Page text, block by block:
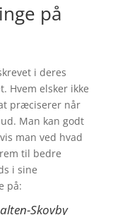
på
i deres
Hvem elsker ikke
præciserer når
Man kan godt
man ved hvad
til bedre
i sine
på:
Skovby